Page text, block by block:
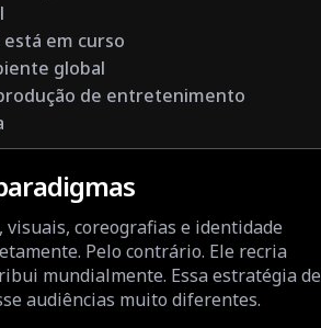
em curso
global
de entretenimento
coreografias e identidade
Pelo contrário. Ele recria
mundialmente. Essa estratégia de
audiências muito diferentes.